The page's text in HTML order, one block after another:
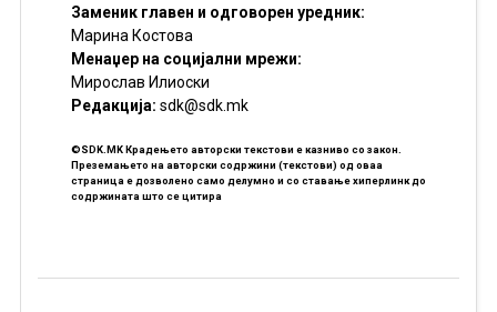
Заменик главен и одговорен уредник:
Марина Костова
Менаџер на социјални мрежи:
Мирослав Илиоски
Редакцијa: sdk@sdk.mk
©SDK.MK Крадењето авторски текстови е казниво со закон.
Преземањето на авторски содржини (текстови) од оваа
страница е дозволено само делумно и со ставање хиперлинк до
содржината што се цитира